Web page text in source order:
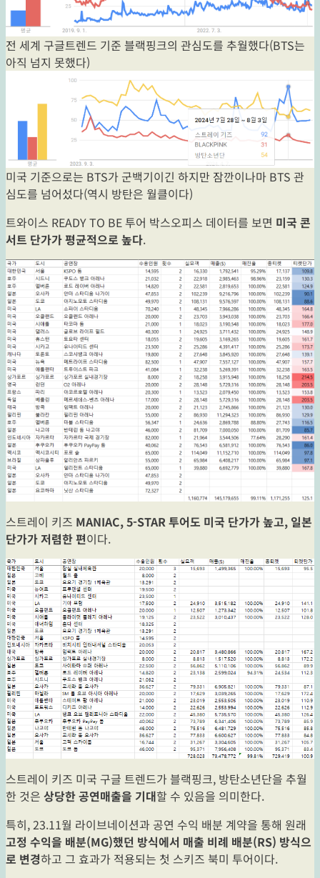
전 세계 구글트렌드 기준 블랙핑크의 관심도를 추월했다(BTS는
아직 넘지 못했다)
미국 기준으로는 BTS가 군백기이긴 하지만 잠깐이나마 BTS 관
심도를 넘어섰다(역시 방탄은 월클이다)
트와이스 READY TO BE 투어 박스오피스 데이터를 보면 미국 콘
서트 단가가 평균적으로 높다.
스트레이 키즈 MANIAC, 5-STAR 투어도 미국 단가가 높고, 일본
단가가 저렴한 편이다.
스트레이 키즈 미국 구글 트렌드가 블랙핑크, 방탄소년단을 추월
한 것은 상당한 공연매출을 기대할 수 있음을 의미한다.
특히, 23.11월 라이브네이션과 공연 수익 배분 계약을 통해 원래
고정 수익을 배분(MG)했던 방식에서 매출 비례 배분(RS) 방식으
로 변경하고 그 효과가 적용되는 첫 스키즈 북미 투어이다.